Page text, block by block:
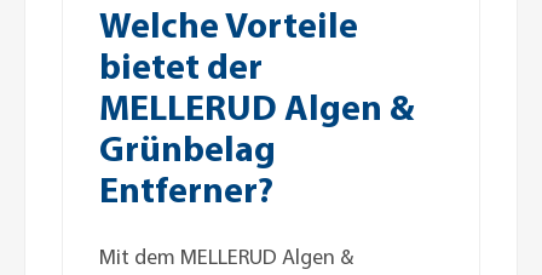
Welche Vorteile
bietet der
MELLERUD Algen &
Grünbelag
Entferner?
Mit dem MELLERUD Algen &